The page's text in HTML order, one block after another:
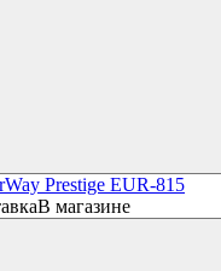
В магазине